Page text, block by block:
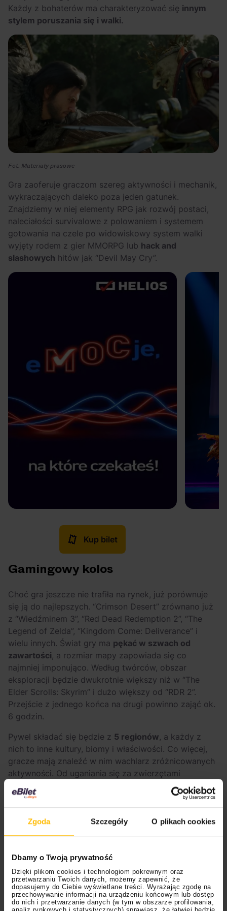
Zgoda Szczegóły O plikach cookies
Dbamy o Twoją prywatność
Dzięki plikom cookies i technologiom pokrewnym oraz
przetwarzaniu Twoich danych, możemy zapewnić, że
dopasujemy do Ciebie wyświetlane treści. Wyrażając zgodę na
przechowywanie informacji na urządzeniu końcowym lub dostęp
do nich i przetwarzanie danych (w tym w obszarze profilowania,
Każdy z bohaterów ma charakteryzować się innym
stylem poruszania się i walki.
Fot. Materiały prasowe
Gra zaoferuje graczom szereg aktywności i mechanik,
wykraczających daleko poza jeden gatunek.
Znajdziemy w niej elementy RPG jak rozwój postaci,
naleciałości survivalowe z polowaniem i systemem
gotowania na czele po widowiskowy system walki
wyjęty rodem z gier MMORPG lub hack and
slashowych hitów jak “Devil May Cry”.
Kup bilet
Gamingowy kolos
Choć gra jeszcze nie trafiła na rynek, już porównuje
się ją do najlepszych. “Crimson Desert” zrównano już
z “Wiedźminem 3”, “Red Dead Redemption 2”, “The
Legend of Zelda”, “Kingdom Come: Deliverance” i
wielu innych. Świat gry ma pękać w szwach od
zawartości, a rozmiar mapy zapowiada się co
najmniej imponująco. Według twórców, obszar
eksploracji będzie dwukrotnie większy niż w “The
Elder Scrolls: Skyrim” i dużo większy od “RDR 2”.
Przejście z jednego końca na drugi powinno zająć ok.
6 godzin.
Pywel składać się będzie z 5 regionów, a każdy z
nich to inne kultury, biomy i właściwości. Co więcej,
gracze mają znaleźć w nim wachlarz zróżnicowanych
aktywności. Od uganiania się za zwierzętami
gospodarczymi po walkę z bossami. Tych w grze
mamy spotkać blisko 80.
Przeczytaj też: